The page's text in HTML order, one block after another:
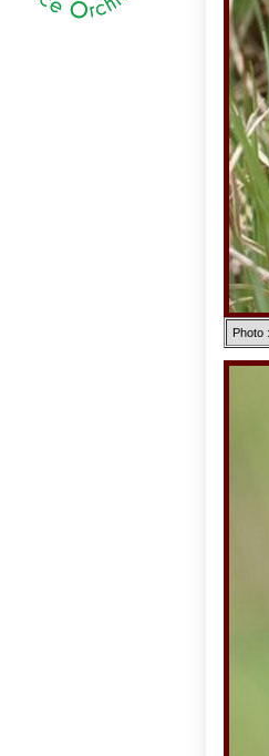
Photo :